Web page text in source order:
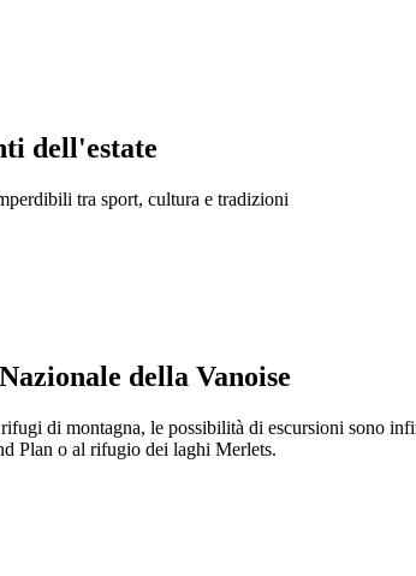
dell'estate
tra sport, cultura e tradizioni
della Vanoise
di montagna, le possibilità di escursioni sono
Plan o al rifugio dei laghi Merlets.